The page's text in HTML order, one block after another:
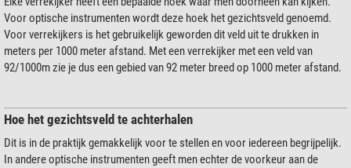
Voor optische instrumenten wordt deze hoek het gezichtsveld genoemd.
Voor verrekijkers is het gebruikelijk geworden dit veld uit te drukken in
meters per 1000 meter afstand. Met een verrekijker met een veld van
92/1000m zie je dus een gebied van 92 meter breed op 1000 meter afstand.
Hoe het gezichtsveld te achterhalen
Dit is in de praktijk gemakkelijk voor te stellen en voor iedereen begrijpelijk.
In andere optische instrumenten geeft men echter de voorkeur aan de